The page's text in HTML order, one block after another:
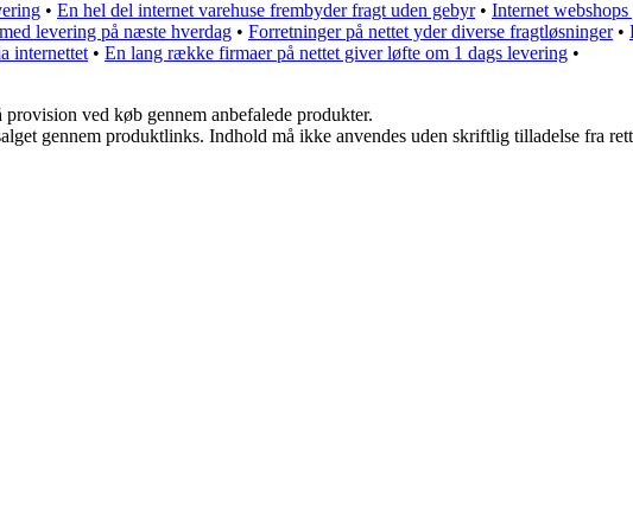
• En hel del internet varehuse frembyder fragt uden gebyr• Internet
levering på næste hverdag • Forretninger på nettet yder diverse fragtløsninger•
internettet • En lang række firmaer på nettet giver løfte om 1 dags levering •
ved køb gennem anbefalede produkter.
gennem produktlinks. Indhold må ikke anvendes uden skriftlig tilladelse fra